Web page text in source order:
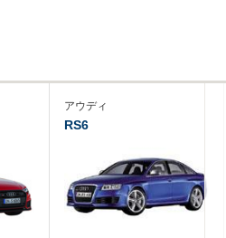
アウディ
RS6